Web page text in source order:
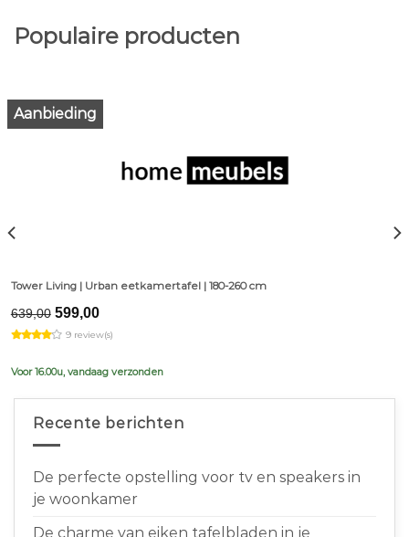
Populaire producten
Aanbieding
Tower Living | Urban eetkamertafel | 180-260 cm
639,00 Original
price
was:
599,00Current
is:
9 review(s)
Voor 16.00u, vandaag verzonden
Recente berichten
De perfecte opstelling voor tv en speakers in
je woonkamer
De charme van eiken tafelbladen in je